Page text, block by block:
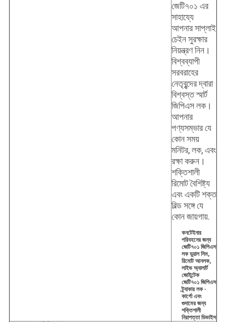
জেটি৭০১ এর
সাহায্যে
আপনার সাপ্লাই
চেইন সুরক্ষার
নিয়ন্ত্রণ নিন।
বিশ্বব্যাপী
সরবরাহের
নেতৃবৃন্দের দ্বারা
বিশ্বস্ত স্মার্ট
জিপিএস লক।
আপনার
পণ্যসম্ভার যে
কোন সময়
মনিটর, লক, এবং
রক্ষা করুন।
শক্তিশালী
রিমোট বৈশিষ্ট্য
এবং একটি শক্ত
বিল্ড সঙ্গে যে
কোন জায়গায়.
কনটেইনার
পরিবহনের জন্য
জেটি৭০১ জিপিএস
লক ডুয়াল সিম,
রিমোট আনলক,
লাইভ অ্যালার্ট
জোইন্টেক
জেটি৭০১ জিপিএস
ট্র্যাকার লক ∙
কার্গো এবং
গুদামের জন্য
শক্তিশালী
নিরাপত্তা ডিভাইস